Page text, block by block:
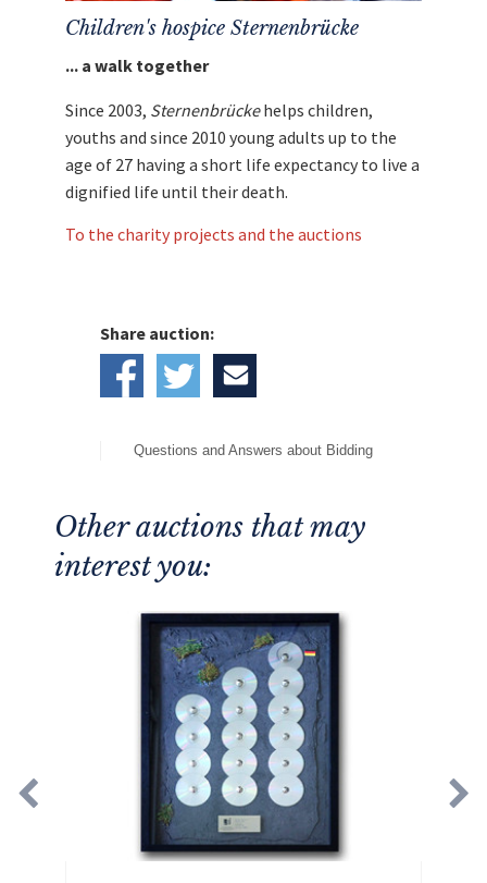
Children's hospice Sternenbrücke
... a walk together
Since 2003, Sternenbrückehelps children,
youths and since 2010 young adults up to the
age of 27 having a short life expectancy to live a
dignified life until their death.
To the charity projects and the auctions
Share auction:
Questions and Answers about Bidding
Other auctions that may
interest you: